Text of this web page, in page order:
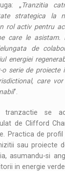
„Tranzitia
strategica la
rol activ pentru
care le asistam.
de
energiei
serie de proiecte
care
”.
tranzactie se
de Clifford
Practica de
sau proiecte
asumandu-si
in energie verde.